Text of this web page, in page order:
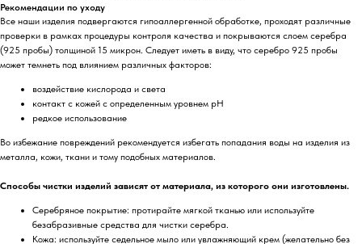
Рекомендации по уходу
Все наши изделия подвергаются гипоаллергенной обработке, проходят различные
проверки в рамках процедуры контроля качества и покрываются слоем серебра
(925 пробы) толщиной 15 микрон. Следует иметь в виду, что серебро 925 пробы
может темнеть под влиянием различных факторов:
воздействие кислорода и света
контакт с кожей с определенным уровнем pH
редкое использование
Во избежание повреждений рекомендуется избегать попадания воды на изделия из
металла, кожи, ткани и тому подобных материалов.
Способы чистки изделий зависят от материала, из которого они изготовлены.
Серебряное покрытие: протирайте мягкой тканью или используйте
безабразивные средства для чистки серебра.
Кожа: используйте седельное мыло или увлажняющий крем (желательно без